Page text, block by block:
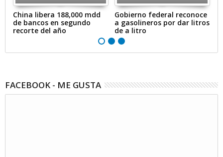
China libera 188,000 mdd
de bancos en segundo
recorte del año
Gobierno federal reconoce
a gasolineros por dar litros
de a litro
FACEBOOK - ME GUSTA